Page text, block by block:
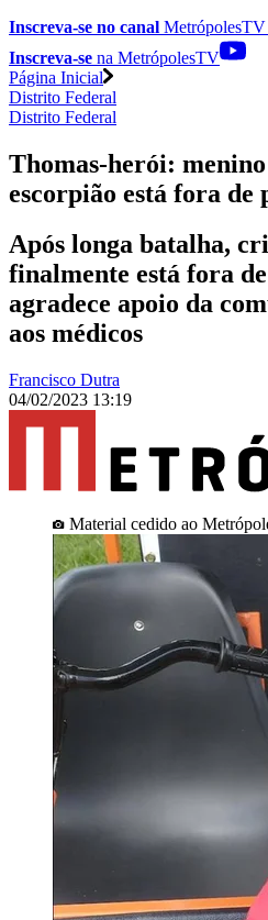
Inscreva-se no canal
Inscreva-se na MetrópolesTV
Página Inicial
Distrito Federal
Distrito Federal
Thomas-herói:
escorpião está fora de
Após longa batalha,
finalmente está fora
agradece apoio da
aos médicos
Francisco Dutra
04/02/2023 13:19
Material cedido ao